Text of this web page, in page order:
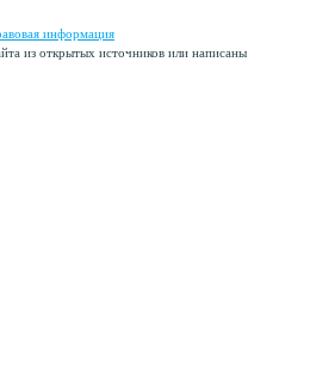
информация
из открытых источников или написаны